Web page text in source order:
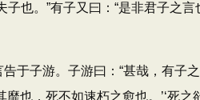
子也。”有子又曰：“是非君子之
子游。子游曰：“甚哉，有子之
靡也，死不如速朽之愈也。’‘死